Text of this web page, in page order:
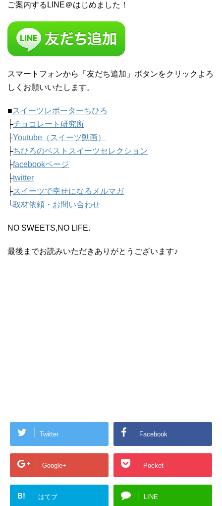
ご案内するLINE＠はじめました！
スマートフォンから「友だち追加」ボタンをクリックよろ
しくお願いいたします。
■スイーツレポーターちひろ
├チョコレート研究所
├Youtube（スイーツ動画）
├ちひろのベストスイーツセレクション
├facebookページ
├twitter
├スイーツで幸せになるメルマガ
└取材依頼・お問い合わせ
NO SWEETS,NO LIFE.
最後までお読みいただきありがとうございます♪
Twitter Facebook
Google+ Pocket
B! はてブ LINE